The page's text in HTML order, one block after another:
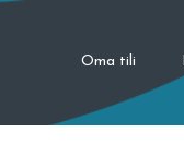
Oma tili